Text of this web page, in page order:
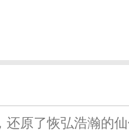
原了恢弘浩瀚的